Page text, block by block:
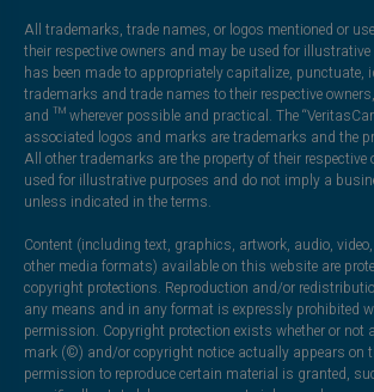
All trademarks, trade names, or logos mentioned or
their respective owners and may be used for
has been made to appropriately capitalize, punctuate,
trademarks and trade names to their respective
and ™ wherever possible and practical. The
associated logos and marks are trademarks and the
All other trademarks are the property of their
used for illustrative purposes and do not imply a
unless indicated in the terms.
Content (including text, graphics, artwork, audio,
other media formats) available on this website are
copyright protections. Reproduction and/or
any means and in any format is expressly prohibited
permission. Copyright protection exists whether or not
mark (©) and/or copyright notice actually appears on
permission to reproduce certain material is granted,